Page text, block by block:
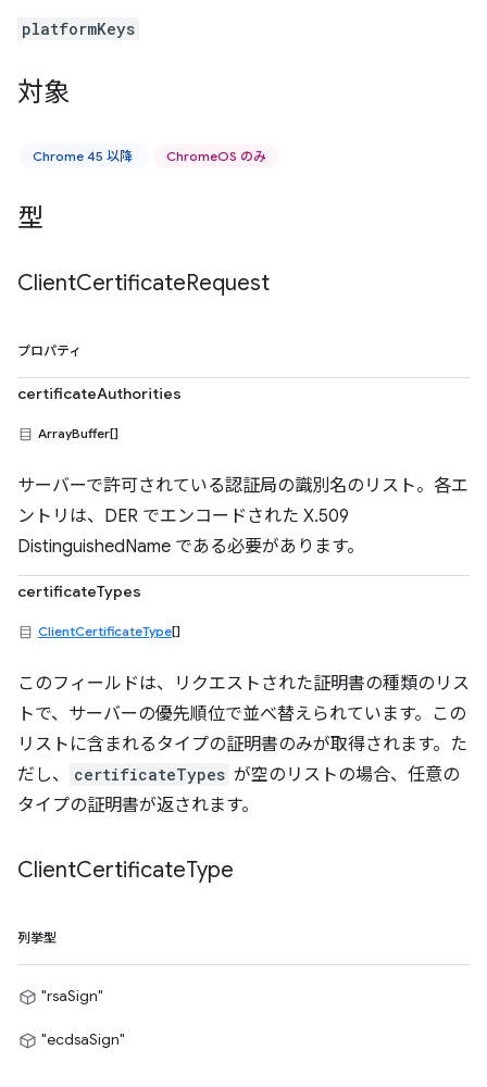
platformKeys
対象
Chrome 45 以降 ChromeOS のみ
型
ClientCertificateRequest
プロパティ
certificateAuthorities
ArrayBuffer[]
サーバーで許可されている認証局の識別名のリスト。各エ
ントリは、DER でエンコードされた X.509
DistinguishedName である必要があります。
certificateTypes
ClientCertificateType[]
このフィールドは、リクエストされた証明書の種類のリス
トで、サーバーの優先順位で並べ替えられています。この
リストに含まれるタイプの証明書のみが取得されます。た
だし、
certificateTypes が空のリストの場合、任意の
タイプの証明書が返されます。
ClientCertificateType
列挙型
"rsaSign"
"ecdsaSign"